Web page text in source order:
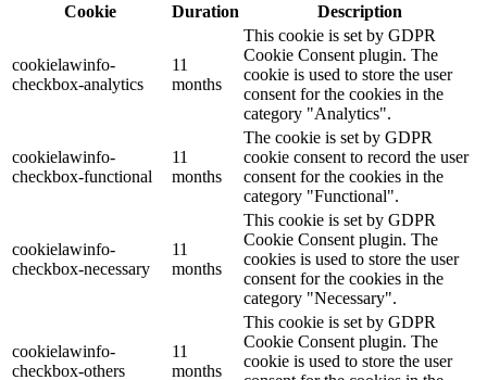
Cookie
Duration Description
cookielawinfo-
checkbox-analytics
11
months
This cookie is set by GDPR
Cookie Consent plugin. The
cookie is used to store the user
consent for the cookies in the
category "Analytics".
cookielawinfo-
checkbox-functional
11
months
The cookie is set by GDPR
cookie consent to record the user
consent for the cookies in the
category "Functional".
cookielawinfo-
checkbox-necessary
11
months
This cookie is set by GDPR
Cookie Consent plugin. The
cookies is used to store the user
consent for the cookies in the
category "Necessary".
cookielawinfo-
checkbox-others
11
months
This cookie is set by GDPR
Cookie Consent plugin. The
cookie is used to store the user